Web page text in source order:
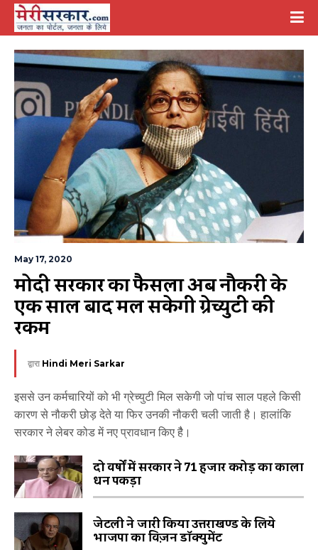
May 17, 2020
मोदी सरकार का फैसला अब नौकरी के
एक साल बाद मिल सकेगी ग्रेच्युटी की
रकम
द्वारा Hindi Meri Sarkar
इससे उन कर्मचारियों को भी ग्रेच्युटी मिल सकेगी जो पांच साल पहले किसी
कारण से नौकरी छोड़ देते या फिर उनकी नौकरी चली जाती है। हालांकि
सरकार ने लेबर कोड में नए प्रावधान किए हैै।
दो वर्षों में सरकार ने 71 हजार करोड़ का काला
धन पकड़ा
जेटली ने जारी किया उत्तराखण्ड के लिये
भाजपा का विज़न डॉक्युमेंट